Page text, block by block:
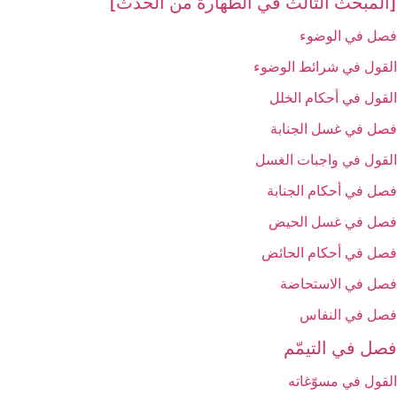
فصل في الوضوء
القول في شرائط الوضوء
القول في أحكام الخلل‏
فصل في غسل الجنابة
القول في واجبات الغسل‏
فصل في أحكام الجنابة
فصل في غسل الحيض‏
فصل في أحكام الحائض‏
فصل في الاستحاضة
فصل في النفاس‏
فصل في التيمّم‏
القول في مسوّغاته‏